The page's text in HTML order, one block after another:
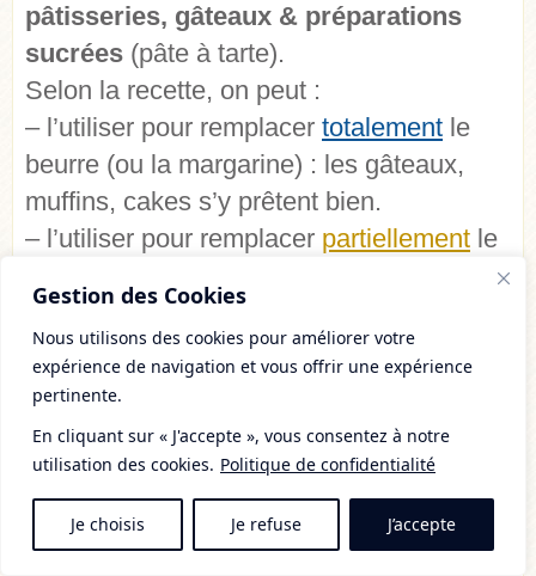
Gestion des Cookies
Nous utilisons des cookies pour améliorer votre
expérience de navigation et vous offrir une expérience
pertinente.
En cliquant sur « J'accepte », vous consentez à notre
utilisation des cookies. Politique de confidentialité
Je choisis Je refuse J’accepte
pâtisseries, gâteaux & préparations
sucrées (pâte à tarte).
Selon la recette, on peut :
– l’utiliser pour remplacer totalement le
beurre (ou la margarine) : les gâteaux,
muffins, cakes s’y prêtent bien.
– l’utiliser pour remplacer partiellement le
beurre (ou la margarine) en y ajoutant une
petite quantité depurée d’oléagineux
pour donner une texture onctueuse /
crémeuse, et apporter plus de maintien.
Cette deuxième utilisation (partielle) se
prête bien pour les pâtes à tarte & les
cookies.